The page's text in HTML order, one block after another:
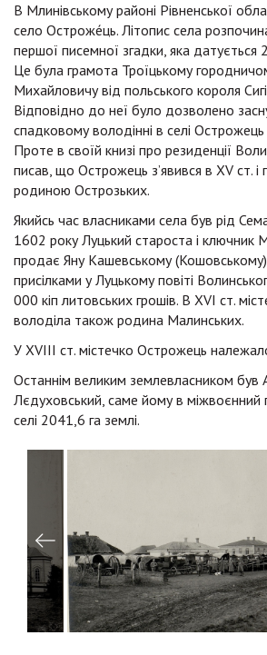
В Млинівському районі Рівненської
село Остроже́ць. Літопис села
першої писемної згадки, яка датується
Це була грамота Троїцькому
Михайловичу від польського короля
Відповідно до неї було дозволено
спадковому володінні в селі Острожець
Проте в своїй книзі про резиденції
писав, що Острожець з’явився в XV ст. і
родиною Острозьких.
Якийсь час власниками села був рід
1602 року Луцький староста і ключник
продає Яну Кашевському
присілками у Луцькому повіті
000 кіп литовських грошів. В XVI ст.
володіла також родина Малинських.
У XVIII ст. містечко Острожець
Останнім великим землевласником був
Лєдуховський, саме йому в міжвоєнний
селі 2041,6 га землі.